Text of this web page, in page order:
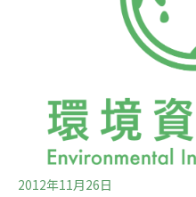
2012年11月26日